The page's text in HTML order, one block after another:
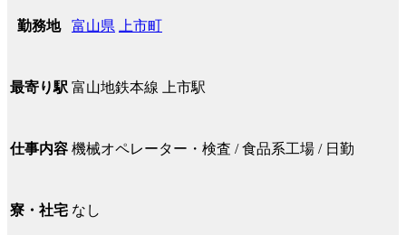
勤務地 富山県 上市町
最寄り駅 富山地鉄本線 上市駅
仕事内容 機械オペレーター・検査 / 食品系工場 / 日勤
寮・社宅 なし